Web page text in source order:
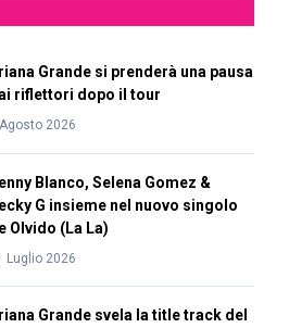
Grande si prenderà una pausa
riflettori dopo il tour
2026
Blanco, Selena Gomez &
G insieme nel nuovo singolo
Olvido (La La)
Luglio 2026
Grande svela la title track del